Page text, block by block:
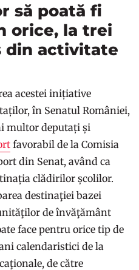
să poată fi
orice, la trei
din activitate
acestei inițiative
în Senatul României,
multor deputați și
favorabil de la Comisia
din Senat, având ca
clădirilor școlilor.
destinaţiei bazei
de învăţământ
face pentru orice tip de
calendaristici de la
de către